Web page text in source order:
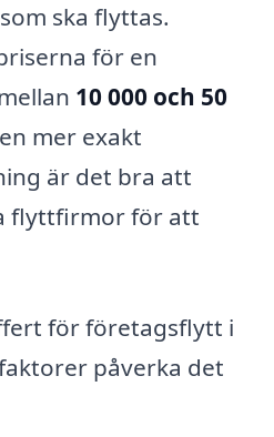
ska flyttas.
för en
10 000 och 50
mer exakt
är det bra att
flyttfirmor för att
för företagsflytt i
påverka det